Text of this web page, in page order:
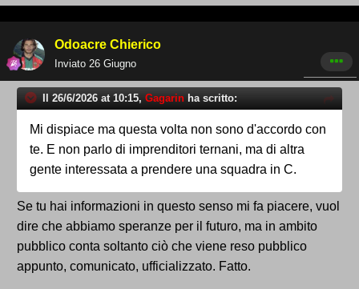
Odoacre Chierico
Inviato 26 Giugno
Il 26/6/2026 at 10:15, Gagarin ha scritto:
Mi dispiace ma questa volta non sono d'accordo con
te. E non parlo di imprenditori ternani, ma di altra
gente interessata a prendere una squadra in C.
Se tu hai informazioni in questo senso mi fa piacere, vuol
dire che abbiamo speranze per il futuro, ma in ambito
pubblico conta soltanto ciò che viene reso pubblico
appunto, comunicato, ufficializzato. Fatto.